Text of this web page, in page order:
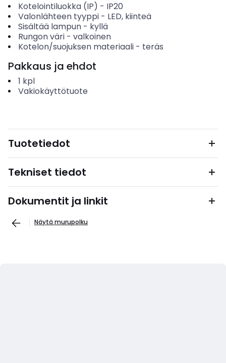
Kotelointiluokka (IP) - IP20
Valonlähteen tyyppi- LED, kiinteä
Sisältää lampun- kyllä
Rungon väri- valkoinen
Kotelon/suojuksen materiaali- teräs
Pakkaus ja ehdot
1 kpl
Vakiokäyttötuote
Tuotetiedot
Tekniset tiedot
Dokumentit ja linkit
Näytä murupolku